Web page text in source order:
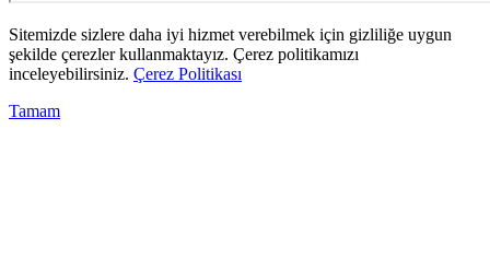
Sitemizde sizlere daha iyi hizmet verebilmek için gizliliğe uygun
şekilde çerezler kullanmaktayız. Çerez politikamızı
inceleyebilirsiniz. Çerez Politikası
Tamam